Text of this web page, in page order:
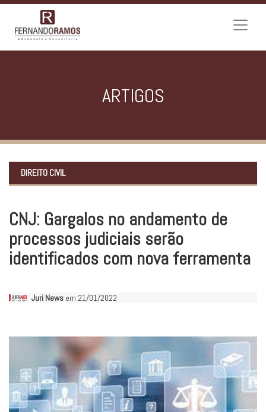
ARTIGOS
DIREITO CIVIL
CNJ: Gargalos no andamento de
processos judiciais serão
identificados com nova ferramenta
Juri News em 21/01/2022